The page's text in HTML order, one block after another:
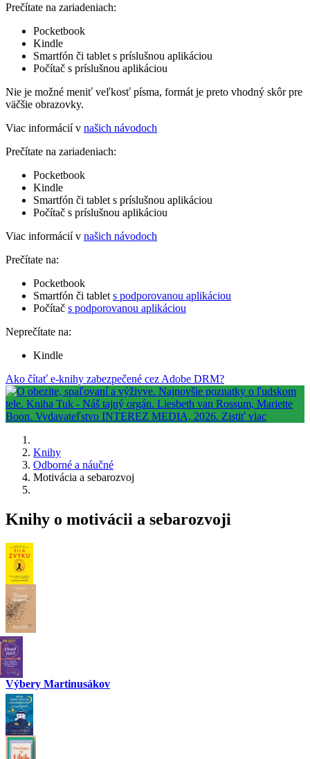
Prečítate na zariadeniach:
Pocketbook
Kindle
Smartfón či tablet s príslušnou aplikáciou
Počítač s príslušnou aplikáciou
Nie je možné meniť veľkosť písma, formát je preto vhodný skôr pre
väčšie obrazovky.
Viac informácií v našich návodoch
Prečítate na zariadeniach:
Pocketbook
Kindle
Smartfón či tablet s príslušnou aplikáciou
Počítač s príslušnou aplikáciou
Viac informácií v našich návodoch
Prečítate na:
Pocketbook
Smartfón či tablet s podporovanou aplikáciou
Počítač s podporovanou aplikáciou
Neprečítate na:
Kindle
Ako čítať e-knihy zabezpečené cez Adobe DRM?
Knihy
Odborné a náučné
Motivácia a sebarozvoj
Knihy o motivácii a sebarozvoji
Výbery Martinusákov